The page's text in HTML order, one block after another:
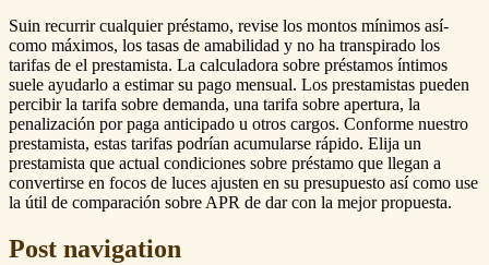
Suin recurrir cualquier préstamo, revise los montos mínimos así­
como máximos, los tasas de amabilidad y no ha transpirado los
tarifas de el prestamista. La calculadora sobre préstamos íntimos
suele ayudarlo a estimar su pago mensual. Los prestamistas pueden
percibir la tarifa sobre demanda, una tarifa sobre apertura, la
penalización por paga anticipado u otros cargos. Conforme nuestro
prestamista, estas tarifas podrían acumularse rápido. Elija un
prestamista que actual condiciones sobre préstamo que llegan a
convertirse en focos de luces ajusten en su presupuesto así­ como use
la útil de comparación sobre APR de dar con la mejor propuesta.
Post navigation